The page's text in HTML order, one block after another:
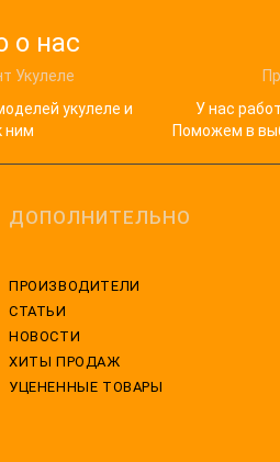
о нас
Укулеле
укулеле и
ним
У нас
Поможем в
ДОПОЛНИТЕЛЬНО
ПРОИЗВОДИТЕЛИ
СТАТЬИ
НОВОСТИ
ХИТЫ ПРОДАЖ
УЦЕНЕННЫЕ ТОВАРЫ